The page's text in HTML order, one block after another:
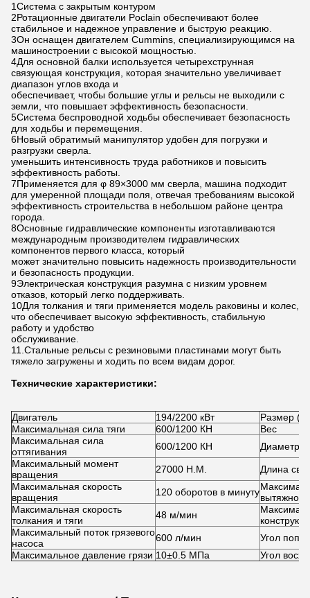
1Система с закрытым контуром
2Ротационные двигатели Poclain обеспечивают более
стабильное и надежное управление и быструю реакцию.
3Он оснащен двигателем Cummins, специализирующимся на
машиностроении с высокой мощностью.
4Для основной балки используется четырехструнная
связующая конструкция, которая значительно увеличивает
диапазон углов входа и
обеспечивает, чтобы большие углы и рельсы не выходили с
земли, что повышает эффективность безопасности.
5Система беспроводной ходьбы обеспечивает безопасность
для ходьбы и перемещения.
6Новый обратимый манипулятор удобен для погрузки и
разгрузки сверла.
уменьшить интенсивность труда работников и повысить
эффективность работы.
7Применяется для φ 89×3000 мм сверла, машина подходит
для умеренной площади поля, отвечая требованиям высокой
эффективность строительства в небольшом районе центра
города.
8Основные гидравлические компоненты изготавливаются
международным производителем гидравлических
компонентов первого класса, который
может значительно повысить надежность производительности
и безопасность продукции.
9Электрическая конструкция разумна с низким уровнем
отказов, который легко поддерживать.
10Для толкания и тяги применяется модель раковины и колес,
что обеспечивает высокую эффективность, стабильную
работу и удобство
обслуживание.
11.Стальные рельсы с резиновыми пластинами могут быть
тяжело загружены и ходить по всем видам дорог.
Технические характеристики:
Двигатель 194/2200 кВт
Размер
Максимальная сила тяги
600/1200 КН
Вес
Максимальная сила
оттягивания
600/1200 КН
Диаметр,
Максимальный момент
вращения
27000 Н.М.
Длина
Максимальная скорость
вращения
120 оборотов в минутувытяжной
Максимальная скорость
толкания и тяги
48 м/мин
Максимальный поток грязевого
насоса
600 л/мин
Угол
Максимальное давление грязи 10±0.5 МПа Угол